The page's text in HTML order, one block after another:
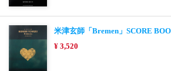
米津玄師「Bremen」SCORE
¥ 3,520